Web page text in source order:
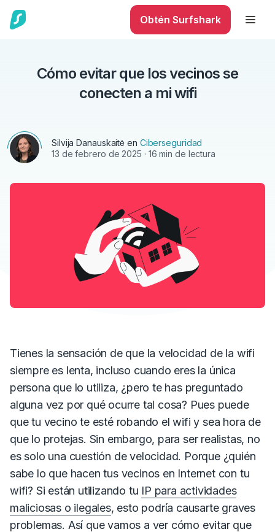
Obtén Surfshark
Cómo evitar que los vecinos se
conecten a mi wifi
Silvija Danauskaitė en Ciberseguridad
13 de febrero de 2025 · 16 min de lectura
Tienes la sensación de que la velocidad de la wifi
siempre es lenta, incluso cuando eres la única
persona que lo utiliza, ¿pero te has preguntado
alguna vez por qué ocurre tal cosa? Pues puede
que tu vecino te esté robando el wifi y sea hora de
que lo protejas. Sin embargo, para ser realistas, no
es solo una cuestión de velocidad. Porque ¿quién
sabe lo que hacen tus vecinos en Internet con tu
wifi? Si están utilizando tu IP para actividades
maliciosas o ilegales, esto podría causarte graves
problemas. Así que vamos a ver cómo evitar que